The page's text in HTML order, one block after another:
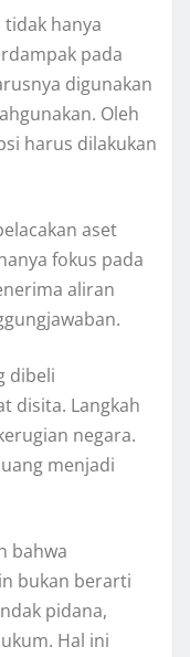
hanya
pada
digunakan
Oleh
harus dilakukan
aset
fokus pada
aliran
dibeli
disita. Langkah
negara.
menjadi
bahwa
bukan berarti
pidana,
Hal ini